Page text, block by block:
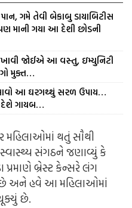
ગમે તેવી બેકાબુ ડાયાબિટીસ
માની ગયા આ દેશી છોડની
ખાવી જોઈએ આ વસ્તુ, ઇમ્યુનિટી
મુક્ત…
આ ઘરગથ્થું સરળ ઉપાય…
દેશે ગાયબ…
મહિલાઓમાં થતું સૌથી
સ્વાસ્થ્ય સંગઠને જણાવ્યું કે
પ્રમાણે બ્રેસ્ટ કેન્સરે લંગ
છે અને હવે આ મહિલાઓમાં
છે.